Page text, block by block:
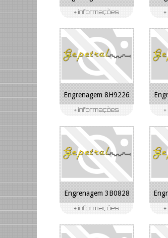
Engrenagem 8H9226
Engrenagem 3B0828